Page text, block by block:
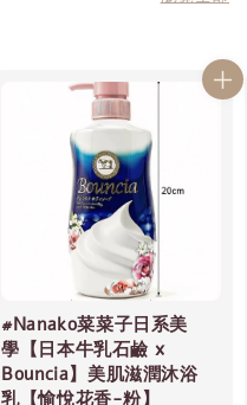
#Nanako菜菜子日系美
學【日本牛乳石鹼 x
Bouncia】美肌滋潤沐浴
乳【愉悅花香-粉】